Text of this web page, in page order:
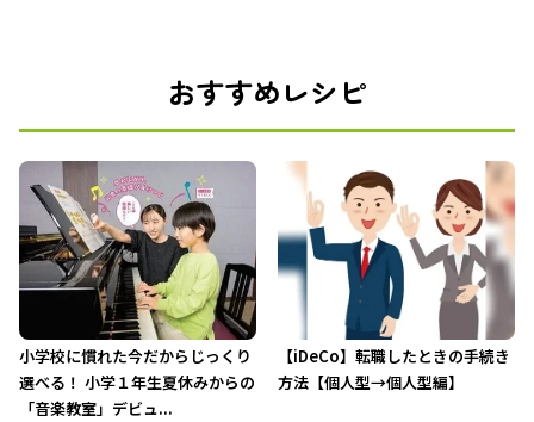
おすすめレシピ
小学校に慣れた今だからじっくり
選べる！ 小学１年生夏休みからの
「音楽教室」デビュ...
【iDeCo】転職したときの手続き
方法【個人型→個人型編】